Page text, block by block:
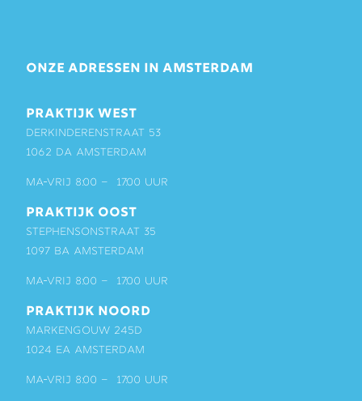
ONZE ADRESSEN IN AMSTERDAM
PRAKTIJK WEST
Derkinderenstraat 53
1062 DA Amsterdam
ma-vrij 8:00 – 17:00 uur
PRAKTIJK OOST
Stephensonstraat 35
1097 BA Amsterdam
ma-vrij 8:00 – 17:00 uur
PRAKTIJK NOORD
Markengouw 245D
1024 EA Amsterdam
ma-vrij 8:00 – 17:00 uur